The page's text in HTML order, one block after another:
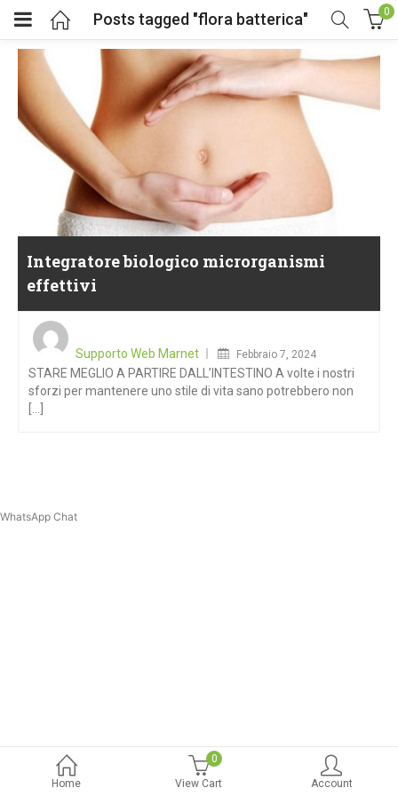
Posts tagged "flora batterica" 0
Home
0
View Cart
Account
Integratore biologico microrganismi
effettivi
Supporto Web Marnet
Febbraio 7, 2024
STARE MEGLIO A PARTIRE DALL’INTESTINO A volte i nostri
sforzi per mantenere uno stile di vita sano potrebbero non
WhatsApp Chat